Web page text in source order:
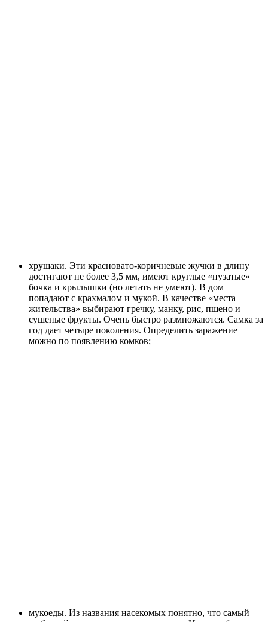
хрущаки. Эти красновато-коричневые жучки в длину
достигают не более 3,5 мм, имеют круглые «пузатые»
бочка и крылышки (но летать не умеют). В дом
попадают с крахмалом и мукой. В качестве «места
жительства» выбирают гречку, манку, рис, пшено и
сушеные фрукты. Очень быстро размножаются. Самка за
год дает четыре поколения. Определить заражение
можно по появлению комков;
мукоеды. Из названия насекомых понятно, что самый